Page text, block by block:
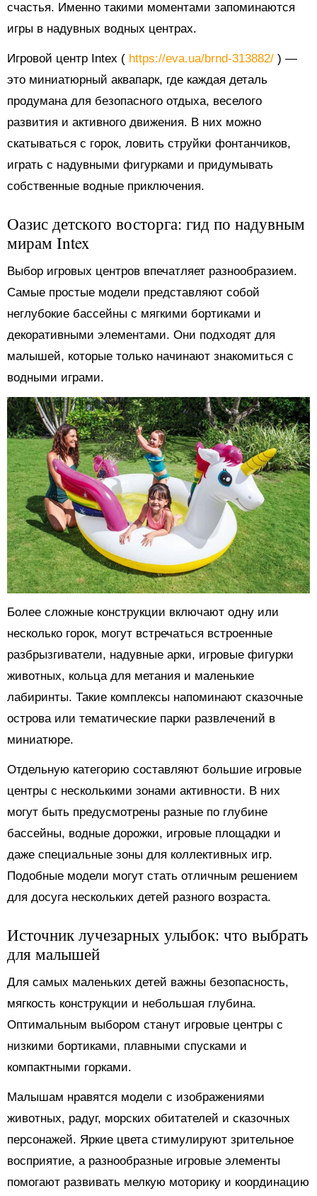
счастья. Именно такими моментами запоминаются
игры в надувных водных центрах.
Игровой центр Intex ( https://eva.ua/brnd-313882/ ) —
это миниатюрный аквапарк, где каждая деталь
продумана для безопасного отдыха, веселого
развития и активного движения. В них можно
скатываться с горок, ловить струйки фонтанчиков,
играть с надувными фигурками и придумывать
собственные водные приключения.
Оазис детского восторга: гид по надувным
мирам Intex
Выбор игровых центров впечатляет разнообразием.
Самые простые модели представляют собой
неглубокие бассейны с мягкими бортиками и
декоративными элементами. Они подходят для
малышей, которые только начинают знакомиться с
водными играми.
Более сложные конструкции включают одну или
несколько горок, могут встречаться встроенные
разбрызгиватели, надувные арки, игровые фигурки
животных, кольца для метания и маленькие
лабиринты. Такие комплексы напоминают сказочные
острова или тематические парки развлечений в
миниатюре.
Отдельную категорию составляют большие игровые
центры с несколькими зонами активности. В них
могут быть предусмотрены разные по глубине
бассейны, водные дорожки, игровые площадки и
даже специальные зоны для коллективных игр.
Подобные модели могут стать отличным решением
для досуга нескольких детей разного возраста.
Источник лучезарных улыбок: что выбрать
для малышей
Для самых маленьких детей важны безопасность,
мягкость конструкции и небольшая глубина.
Оптимальным выбором станут игровые центры с
низкими бортиками, плавными спусками и
компактными горками.
Малышам нравятся модели с изображениями
животных, радуг, морских обитателей и сказочных
персонажей. Яркие цвета стимулируют зрительное
восприятие, а разнообразные игровые элементы
помогают развивать мелкую моторику и координацию